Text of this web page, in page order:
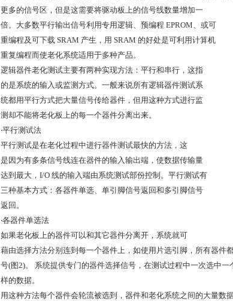
更多的信号区，但是这需要将驱动板上的信号线数量增加一
倍。大多数平行输出信号利用专用逻辑、预编程 EPROM、或可
重编程及可下载 SRAM 产生，用 SRAM 的好处是可利用计算机
重复编程而使老化系统适用于多种产品。
逻辑器件老化测试主要有两种实现方法：平行和串行，这指
的是系统的输入或监测方式。一般来说所有逻辑器件测试系
统都用平行方式把大量信号传给器件，但用这种方式进行监
测却不能将老化板上的每一个器件分离出来。
‧平行测试法
平行测试是在老化过程中进行器件测试最快的方法，这
是因为有多条信号线连在器件的输入输出端，使数据传输量
达到最大，I/O 线的输入端由系统测试部份控制。平行测试有
三种基本方式：各器件单选、单引脚信号返回和多引脚信号
返回。
‧各器件单选法
如果老化板上的器件可以和其它器件分离开，系统就可
藉由选择方法分别连到每一个器件上，如使用片选引脚，所有器件
号(图2)。 系统提供专门的器件选择信号，在测试过程中一次选中
样的数据。
用这种方法每个器件会轮流被选到，器件和老化系统之间的大量数